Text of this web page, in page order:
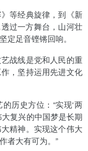
等经典旋律，到《新
过一方舞台，山河壮
定足音铿锵回响。
战线是党和人民的重
，坚持运用先进文化
历史方位：“实现‘两
复兴的中国梦是长期
精神。实现这个伟大
者大有可为。”